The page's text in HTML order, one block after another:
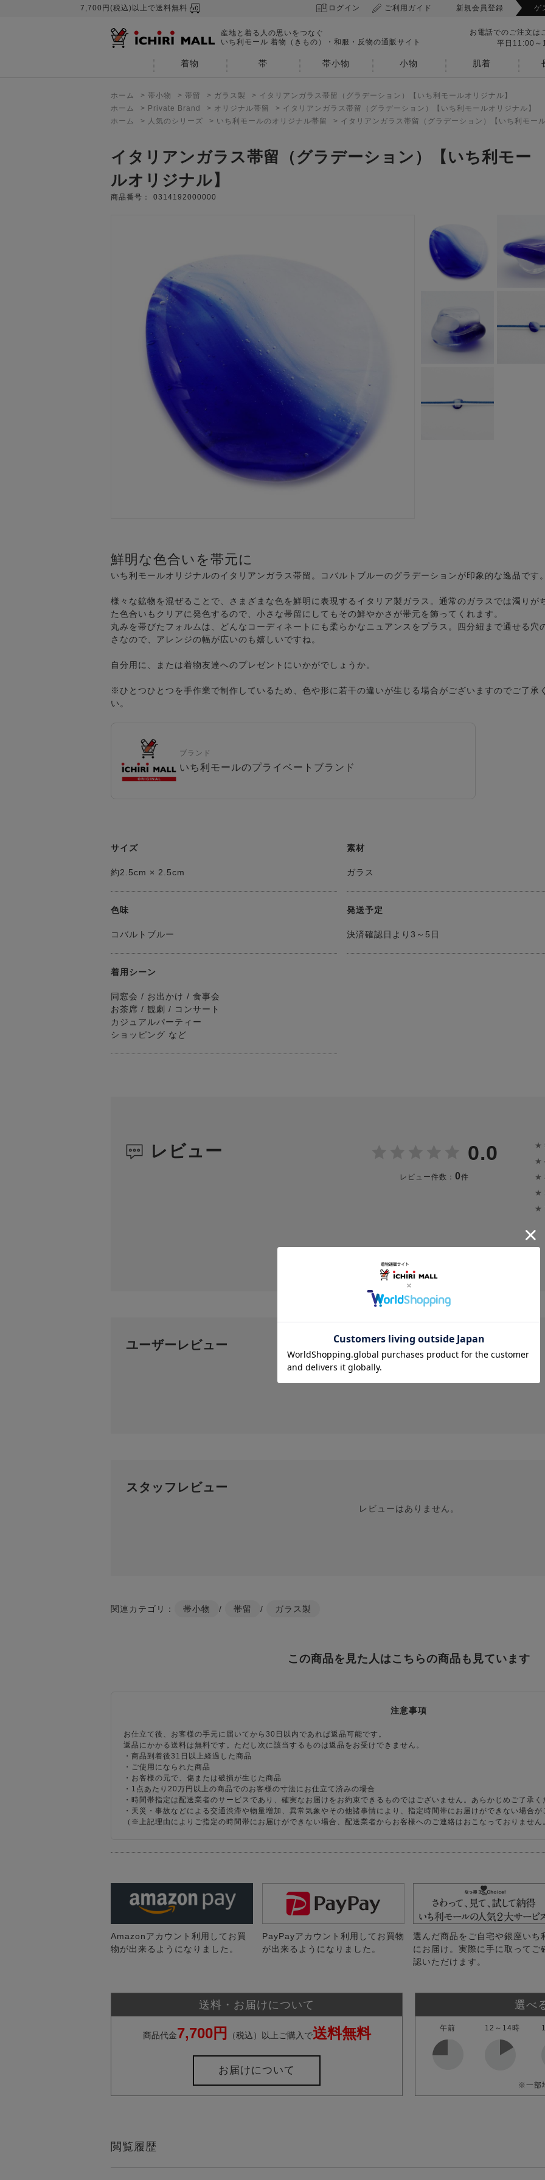
7,700円(税込)以上で送料無料 ログイン ご利用ガイド 新規会員登録 ゲ
産地と着る人の思いをつなぐ
いち利モール 着物（きもの）・和服・反物の通販サイト
お電話でのご注文は
平日11:00～
着物 帯 帯小物 小物 肌着
ホーム > 帯小物 > 帯留 > ガラス製 > イタリアンガラス帯留（グラデーション）【いち利モールオリジナル】
ホーム
> Private Brand > オリジナル帯留 > イタリアンガラス帯留（グラデーション）【いち利モールオリジナル】
ホーム
> 人気のシリーズ > いち利モールのオリジナル帯留 > イタリアンガラス帯留（グラデーション）【いち利モー
イタリアンガラス帯留（グラデーション）【いち利モー
ルオリジナル】
商品番号： 0314192000000
鮮明な色合いを帯元に
いち利モールオリジナルのイタリアンガラス帯留。コバルトブルーのグラデーションが印象的な逸品です。
様々な鉱物を混ぜることで、さまざまな色を鮮明に表現するイタリア製ガラス。通常のガラスでは濁りが
た色合いもクリアに発色するので、小さな帯留にしてもその鮮やかさが帯元を飾ってくれます。
丸みを帯びたフォルムは、どんなコーディネートにも柔らかなニュアンスをプラス。四分紐まで通せる穴
さなので、アレンジの幅が広いのも嬉しいですね。
自分用に、または着物友達へのプレゼントにいかがでしょうか。
※ひとつひとつを手作業で制作しているため、色や形に若干の違いが生じる場合がございますのでご了承
い。
ブランド
いち利モールのプライベートブランド
サイズ
約2.5cm × 2.5cm
素材
ガラス
色味
コバルトブルー
発送予定
決済確認日より3～5日
着用シーン
同窓会 / お出かけ / 食事会
お茶席 / 観劇 / コンサート
カジュアルパーティー
ショッピング など
レビュー 0.0
レビュー件数： 0件
★
★
★
★
★
投稿画像はありません。
ユーザーレビュー
レビューはありません。
スタッフレビュー
レビューはありません。
関連カテゴリ： 帯小物 / 帯留 / ガラス製
この商品を見た人はこちらの商品も見ています
注意事項
お仕立て後、お客様の手元に届いてから30日以内であれば返品可能です。
返品にかかる送料は無料です。ただし次に該当するものは返品をお受けできません。
・商品到着後31日以上経過した商品
・ご使用になられた商品
・お客様の元で、傷または破損が生じた商品
・1点あたり20万円以上の商品でのお客様の寸法にお仕立て済みの場合
・時間帯指定は配送業者のサービスであり、確実なお届けをお約束できるものではございません。あらかじめご了承く
・天災・事故などによる交通渋滞や物量増加、異常気象やその他諸事情により、指定時間帯にお届けができない場合が
（※上記理由によりご指定の時間帯にお届けができない場合、配送業者からお客様へのご連絡はおこなっておりません
Amazonアカウント利用してお買
物が出来るようになりました。
PayPayアカウント利用してお買物
が出来るようになりました。
選んだ商品をご自宅や銀座いち
にお届け。実際に手に取ってご
認いただけます。
送料・お届けについて
商品代金7,700円 （税込）以上ご購入で送料無料
お届けについて
選べ
午前 12～14時
※一部
閲覧履歴